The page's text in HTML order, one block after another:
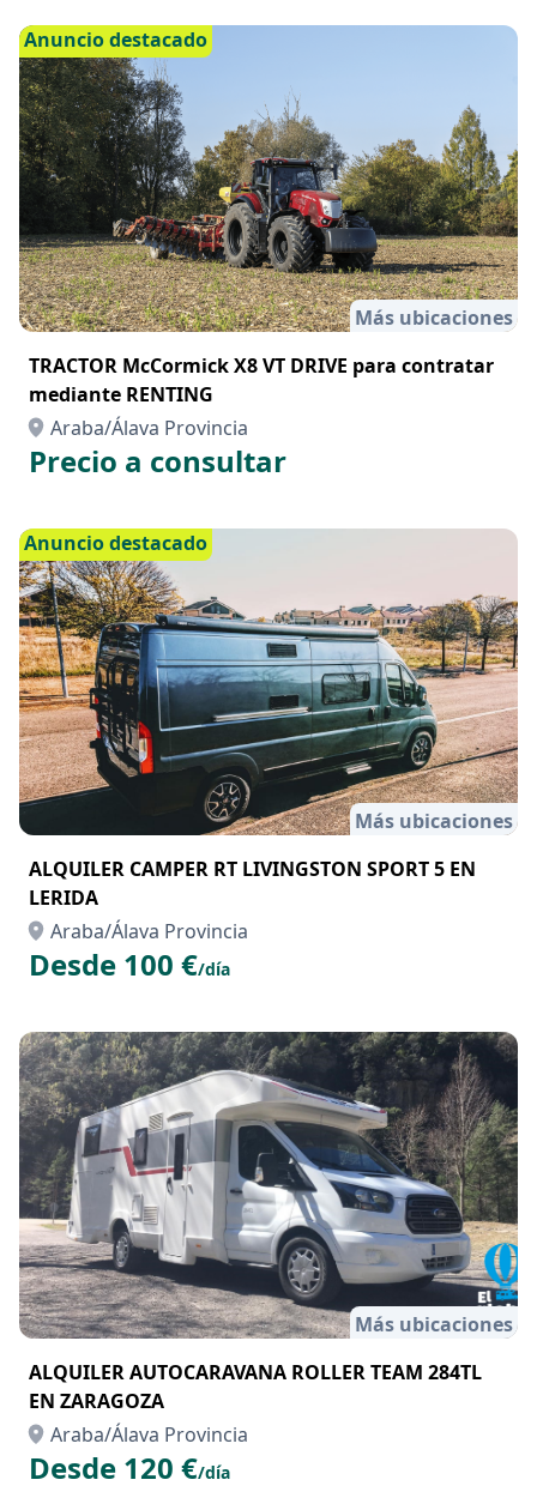
Anuncio destacado
Más ubicaciones
TRACTOR McCormick X8 VT DRIVE para contratar
mediante RENTING
Araba/Álava Provincia
Precio a consultar
Anuncio destacado
Más ubicaciones
ALQUILER CAMPER RT LIVINGSTON SPORT 5 EN
LERIDA
Araba/Álava Provincia
Desde 100 €/día
Más ubicaciones
ALQUILER AUTOCARAVANA ROLLER TEAM 284TL
EN ZARAGOZA
Araba/Álava Provincia
Desde 120 €/día